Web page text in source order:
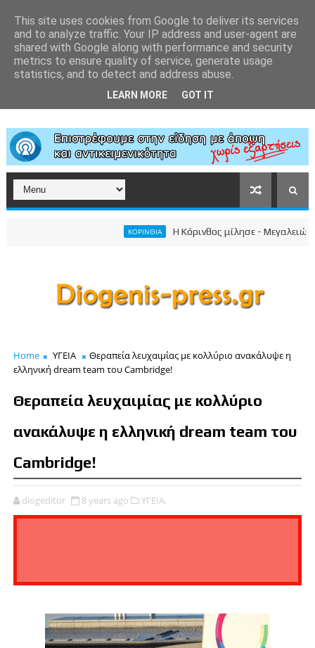
Η Κόρινθος μίλησε - Μεγαλειώδης
Home ΥΓΕΙΑ
Θεραπεία λευχαιμίας με κολλύριο ανακάλυψε η
ελληνική dream team του Cambridge!
Θεραπεία λευχαιμίας με κολλύριο
ανακάλυψε η ελληνική dream team του
Cambridge!
diogeditor 8 years ago ΥΓΕΙΑ,
This site uses cookies from Google to deliver its services
and to analyze traffic. Your IP address and user-agent are
shared with Google along with performance and security
metrics to ensure quality of service, generate usage
statistics, and to detect and address abuse.
LEARN MORE GOT IT